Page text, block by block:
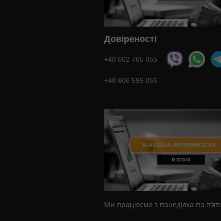
Довіреності
+48 602 765 855
+48 606 595 055
Ми працюємо з понеділка по